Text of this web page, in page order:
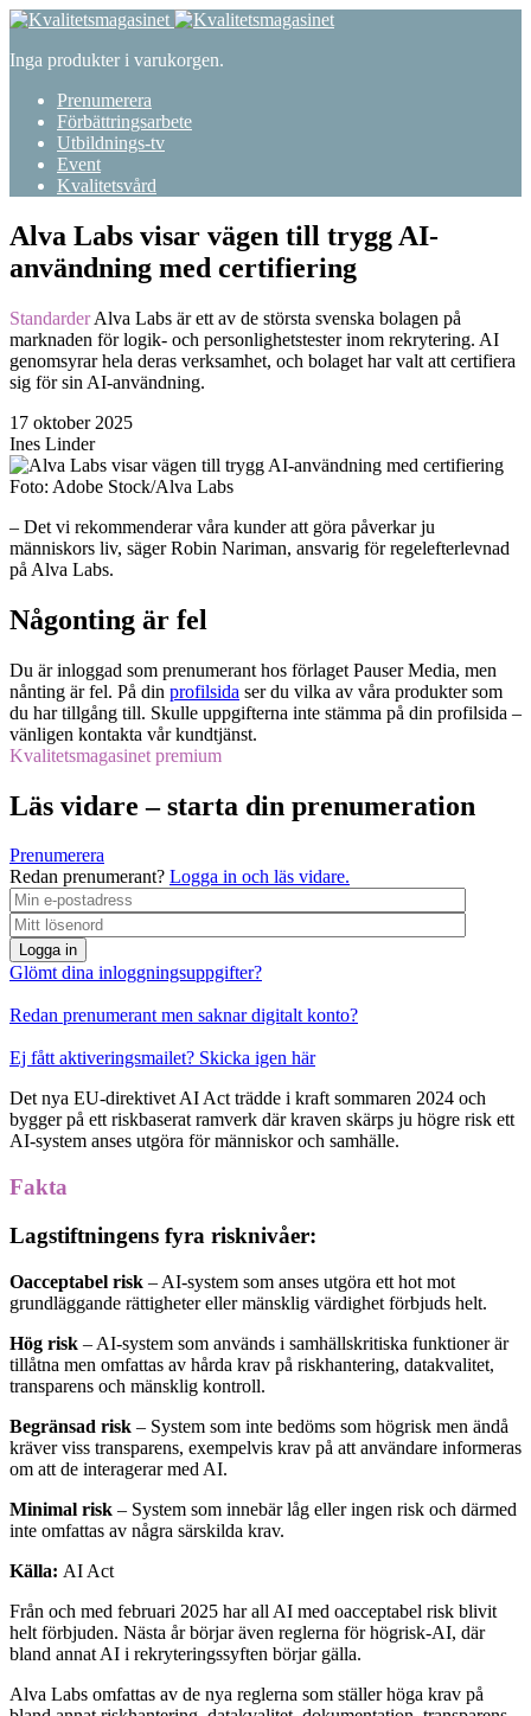
Inga produkter i varukorgen.
Prenumerera
Förbättringsarbete
Utbildnings-tv
Event
Kvalitetsvård
Alva Labs visar vägen till trygg AI-
användning med certifiering
StandarderAlva Labs är ett av de största svenska bolagen på
marknaden för logik- och personlighetstester inom rekrytering. AI
genomsyrar hela deras verksamhet, och bolaget har valt att certifiera
sig för sin AI-användning.
17 oktober 2025
Ines Linder
Foto: Adobe Stock/Alva Labs
– Det vi rekommenderar våra kunder att göra påverkar ju
människors liv, säger Robin Nariman, ansvarig för regelefterlevnad
på Alva Labs.
Någonting är fel
Du är inloggad som prenumerant hos förlaget Pauser Media, men
nånting är fel. På din profilsida ser du vilka av våra produkter som
du har tillgång till. Skulle uppgifterna inte stämma på din profilsida –
vänligen kontakta vår kundtjänst.
Kvalitetsmagasinet premium
Läs vidare – starta din prenumeration
Prenumerera
Redan prenumerant? Logga in och läs vidare.
Logga in
Glömt dina inloggningsuppgifter?
Redan prenumerant men saknar digitalt konto?
Ej fått aktiveringsmailet? Skicka igen här
Det nya EU-direktivet AI Act trädde i kraft sommaren 2024 och
bygger på ett riskbaserat ramverk där kraven skärps ju högre risk ett
AI-system anses utgöra för människor och samhälle.
Fakta
Lagstiftningens fyra risknivåer:
Oacceptabel risk – AI-system som anses utgöra ett hot mot
grundläggande rättigheter eller mänsklig värdighet förbjuds helt.
Hög risk – AI-system som används i samhällskritiska funktioner är
tillåtna men omfattas av hårda krav på riskhantering, datakvalitet,
transparens och mänsklig kontroll.
Begränsad risk – System som inte bedöms som högrisk men ändå
kräver viss transparens, exempelvis krav på att användare informeras
om att de interagerar med AI.
Minimal risk – System som innebär låg eller ingen risk och därmed
inte omfattas av några särskilda krav.
Källa: AI Act
Från och med februari 2025 har all AI med oacceptabel risk blivit
helt förbjuden. Nästa år börjar även reglerna för högrisk-AI, där
bland annat AI i rekryteringssyften börjar gälla.
Alva Labs omfattas av de nya reglerna som ställer höga krav på